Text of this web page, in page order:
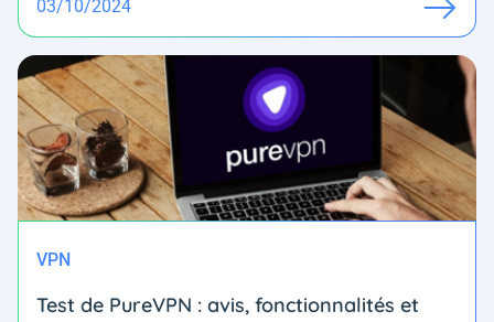
03/10/2024
VPN
Test de PureVPN : avis, fonctionnalités et